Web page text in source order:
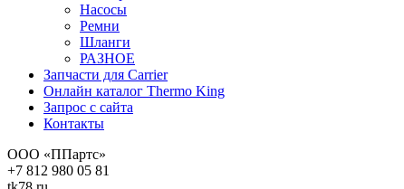
Насосы
Ремни
Шланги
РАЗНОЕ
Запчасти для Carrier
Онлайн каталог Thermo King
Запрос с сайта
Контакты
ООО «ППартс»
+7 812 980 05 81